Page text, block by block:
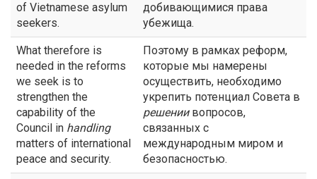
of Vietnamese asylum
seekers.
добивающимися права
убежища.
What therefore is
needed in the reforms
we seek is to
strengthen the
capability of the
Council in handling
matters of international
peace and security.
Поэтому в рамках реформ,
которые мы намерены
осуществить, необходимо
укрепить потенциал Совета в
решениивопросов,
связанных с
международным миром и
безопасностью.